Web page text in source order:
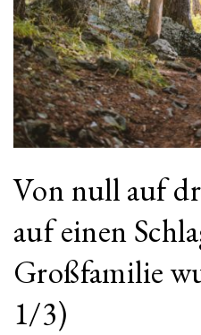
Von null auf
auf einen
Großfamilie
1/3)